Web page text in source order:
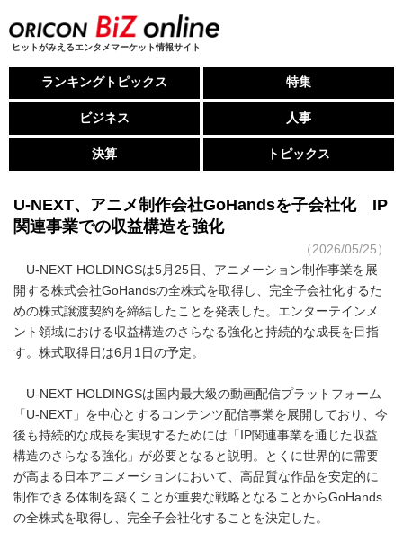
ヒットがみえるエンタメマーケット情報サイト
ランキングトピックス 特集
ビジネス 人事
決算 トピックス
U-NEXT、アニメ制作会社GoHandsを子会社化 IP
関連事業での収益構造を強化
（2026/05/25）
U-NEXT HOLDINGSは5月25日、アニメーション制作事業を展
開する株式会社GoHandsの全株式を取得し、完全子会社化するた
めの株式譲渡契約を締結したことを発表した。エンターテインメ
ント領域における収益構造のさらなる強化と持続的な成長を目指
す。株式取得日は6月1日の予定。
U-NEXT HOLDINGSは国内最大級の動画配信プラットフォーム
「U-NEXT」を中心とするコンテンツ配信事業を展開しており、今
後も持続的な成長を実現するためには「IP関連事業を通じた収益
構造のさらなる強化」が必要となると説明。とくに世界的に需要
が高まる日本アニメーションにおいて、高品質な作品を安定的に
制作できる体制を築くことが重要な戦略となることからGoHands
の全株式を取得し、完全子会社化することを決定した。